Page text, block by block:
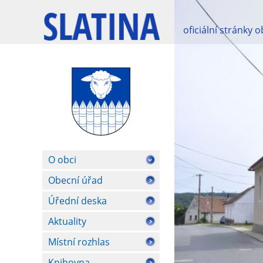
O obci
Obecní úřad
Úřední deska
Aktuality
Místní rozhlas
oficiální stránky